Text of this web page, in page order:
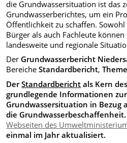
die Grundwassersituation ist das
Grundwasserberichtes, um ein
Öffentlichkeit zu schaffen.
Bürger als auch Fachleute
landesweite und regionale
Der Grundwasserbericht
BereicheStandardbericht,
DerStandardbericht als Kern
grundlegende Informationen
Grundwassersituation in Bezug
die Grundwasserbeschaffenheit.
Webseiten des
einmal im Jahr aktualisiert.